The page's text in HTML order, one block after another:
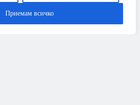
Приемам всичко